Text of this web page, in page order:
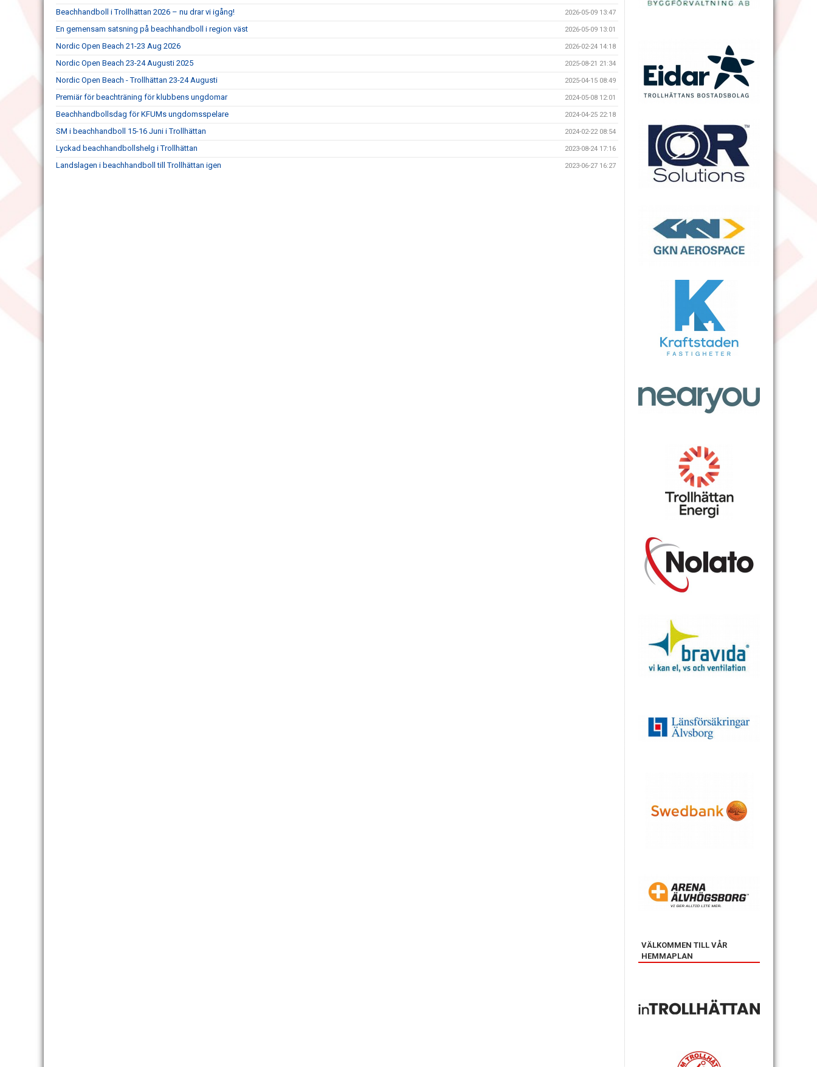
Beachhandboll i Trollhättan 2026 – nu drar vi igång! 2026-05-09 13:47
En gemensam satsning på beachhandboll i region väst 2026-05-09 13:01
Nordic Open Beach 21-23 Aug 2026 2026-02-24 14:18
Nordic Open Beach 23-24 Augusti 2025 2025-08-21 21:34
Nordic Open Beach - Trollhättan 23-24 Augusti 2025-04-15 08:49
Premiär för beachträning för klubbens ungdomar 2024-05-08 12:01
Beachhandbollsdag för KFUMs ungdomsspelare 2024-04-25 22:18
SM i beachhandboll 15-16 Juni i Trollhättan 2024-02-22 08:54
Lyckad beachhandbollshelg i Trollhättan 2023-08-24 17:16
Landslagen i beachhandboll till Trollhättan igen 2023-06-27 16:27
VÄLKOMMEN TILL VÅR
HEMMAPLAN